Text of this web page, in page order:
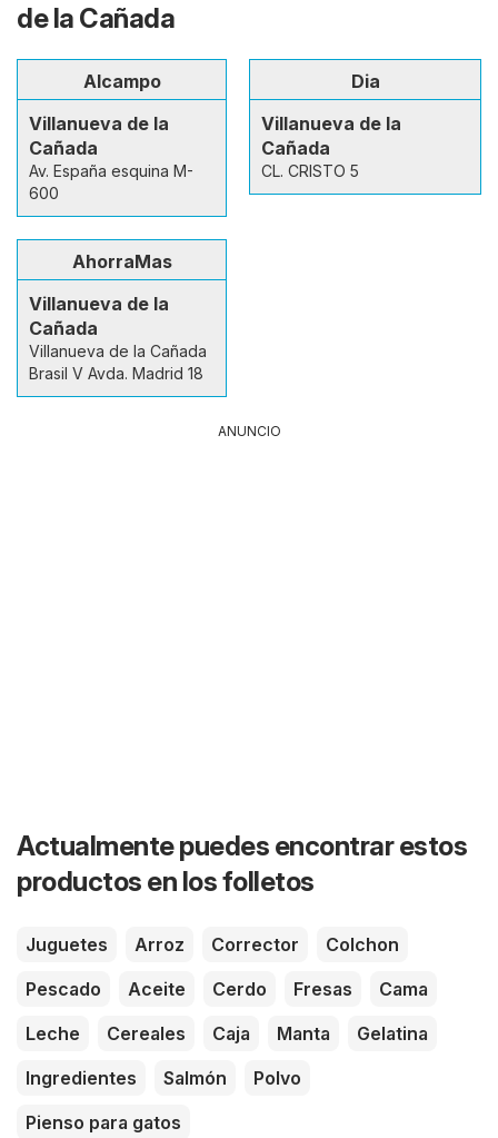
de la Cañada
Alcampo
Villanueva de la
Cañada
Av. España esquina M-
600
Dia
Villanueva de la
Cañada
CL. CRISTO 5
AhorraMas
Villanueva de la
Cañada
Villanueva de la Cañada
Brasil V Avda. Madrid 18
ANUNCIO
Actualmente puedes encontrar estos
productos en los folletos
Juguetes Arroz Corrector
Colchon
Pescado
Aceite Cerdo Fresas
Cama
Leche
Cereales Caja Manta
Gelatina
Ingredientes
Salmón
Polvo
Pienso para gatos